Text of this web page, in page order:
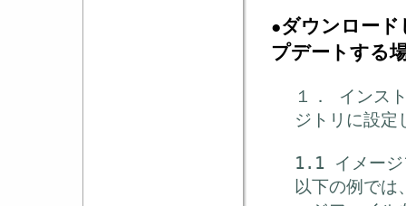
●ダウンロード
プデートする
１． インス
ジトリに設定
1.1 イメージ
以下の例で